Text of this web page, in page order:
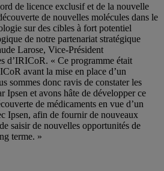
de licence exclusif et de la nouvelle
de nouvelles molécules dans le
sur des cibles à fort potentiel
de notre partenariat stratégique
Larose, Vice-Président
d’IRICoR. « Ce programme était
avant la mise en place d’un
sommes donc ravis de constater les
Ipsen et avons hâte de développer ce
de médicaments en vue d’un
Ipsen, afin de fournir de nouveaux
saisir de nouvelles opportunités de
terme. »